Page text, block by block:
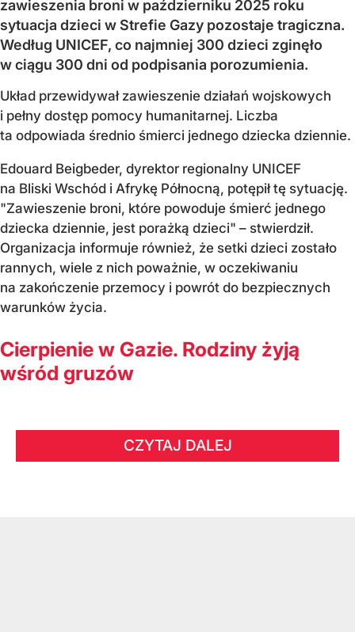
zawieszenia broni w październiku 2025 roku
sytuacja dzieci w Strefie Gazy pozostaje tragiczna.
Według UNICEF, co najmniej 300 dzieci zginęło
w ciągu 300 dni od podpisania porozumienia.
Układ przewidywał zawieszenie działań wojskowych
i pełny dostęp pomocy humanitarnej. Liczba
ta odpowiada średnio śmierci jednego dziecka dziennie.
Edouard Beigbeder, dyrektor regionalny UNICEF
na Bliski Wschód i Afrykę Północną, potępił tę sytuację.
"Zawieszenie broni, które powoduje śmierć jednego
dziecka dziennie, jest porażką dzieci" – stwierdził.
Organizacja informuje również, że setki dzieci zostało
rannych, wiele z nich poważnie, w oczekiwaniu
na zakończenie przemocy i powrót do bezpiecznych
warunków życia.
Cierpienie w Gazie. Rodziny żyją
wśród gruzów
CZYTAJ DALEJ